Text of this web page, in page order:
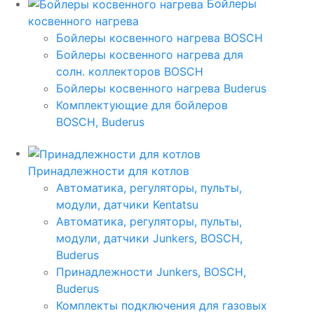
Бойлеры
косвенного нагрева
Бойлеры косвенного нагрева BOSCH
Бойлеры косвенного нагрева для
солн. коллекторов BOSCH
Бойлеры косвенного нагрева Buderus
Комплектующие для бойлеров
BOSCH, Buderus
Принадлежности для котлов
Автоматика, регуляторы, пульты,
модули, датчики Kentatsu
Автоматика, регуляторы, пульты,
модули, датчики Junkers, BOSCH,
Buderus
Принадлежности Junkers, BOSCH,
Buderus
Комплекты подключения для газовых